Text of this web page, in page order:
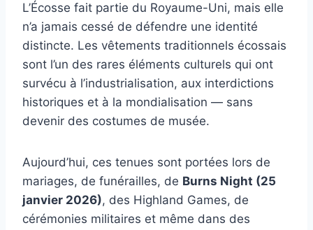
L’Écosse fait partie du Royaume-Uni, mais elle
n’a jamais cessé de défendre une identité
distincte. Les vêtements traditionnels écossais
sont l’un des rares éléments culturels qui ont
survécu à l’industrialisation, aux interdictions
historiques et à la mondialisation — sans
devenir des costumes de musée.
Aujourd’hui, ces tenues sont portées lors de
mariages, de funérailles, de Burns Night (25
janvier 2026), des Highland Games, de
cérémonies militaires et même dans des